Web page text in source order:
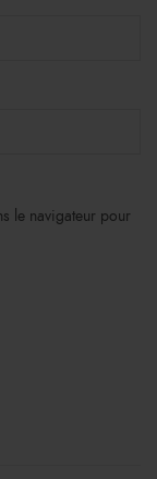
le navigateur pour